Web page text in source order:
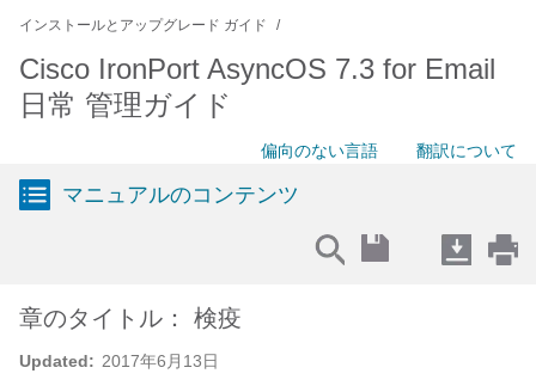
インストールとアップグレード ガイド
Cisco IronPort AsyncOS 7.3 for Email
日常 管理ガイド
偏向のない言語 翻訳について
マニュアルのコンテンツ
Updated: 2017年6月13日
章のタイトル： 検疫